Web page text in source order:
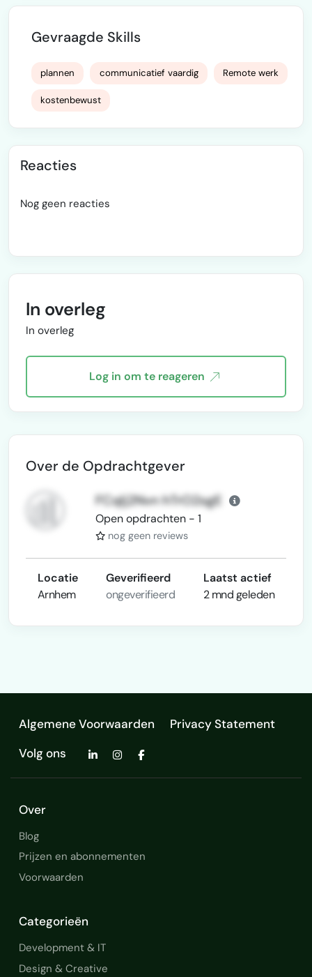
Gevraagde Skills
plannen communicatief vaardig Remote werk
kostenbewust
Reacties
Nog geen reacties
In overleg
In overleg
Log in om te reageren
Over de Opdrachtgever
FCqlj2Nvn hTrO2sgE
Open opdrachten - 1
nog geen reviews
Locatie
Arnhem
Geverifieerd
ongeverifieerd
Laatst actief
2 mnd geleden
Algemene Voorwaarden
Privacy Statement
Volg ons
Over
Blog
Prijzen en abonnementen
Voorwaarden
Categorieën
Development & IT
Design & Creative